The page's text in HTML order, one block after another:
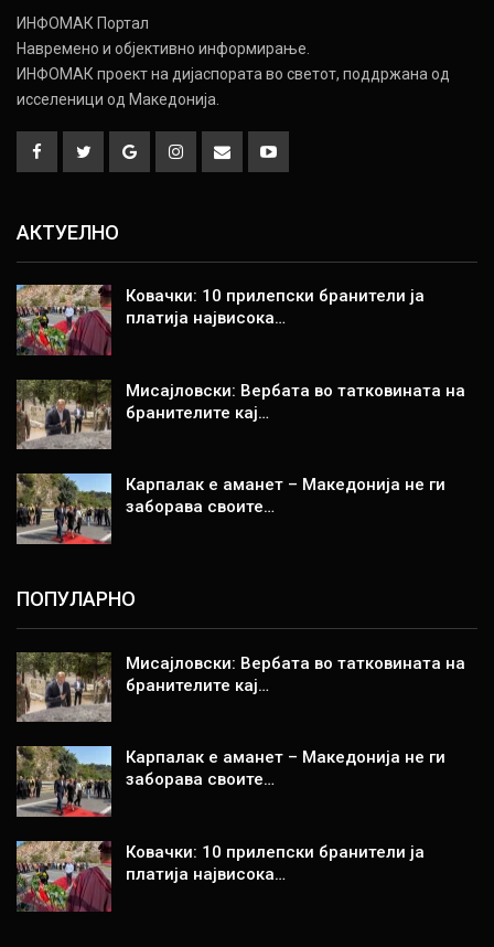
ИНФОМАК Портал
Навремено и објективно информирање.
ИНФОМАК проект на дијаспората во светот, поддржана од
исселеници од Македонија.
АКТУЕЛНО
Ковачки: 10 прилепски бранители ја
платија највисока…
Мисајловски: Вербата во татковината на
бранителите кај…
Карпалак е аманет – Македонија не ги
заборава своите…
ПОПУЛАРНО
Мисајловски: Вербата во татковината на
бранителите кај…
Карпалак е аманет – Македонија не ги
заборава своите…
Ковачки: 10 прилепски бранители ја
платија највисока…